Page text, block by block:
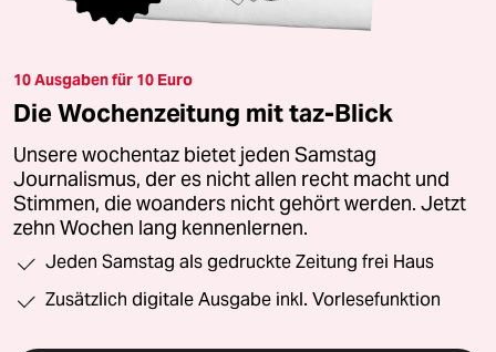
10 Ausgaben für 10 Euro
Die Wochenzeitung mit taz-Blick
Unsere wochentaz bietet jeden Samstag
Journalismus, der es nicht allen recht macht und
Stimmen, die woanders nicht gehört werden. Jetzt
zehn Wochen lang kennenlernen.
Jeden Samstag als gedruckte Zeitung frei Haus
Zusätzlich digitale Ausgabe inkl. Vorlesefunktion